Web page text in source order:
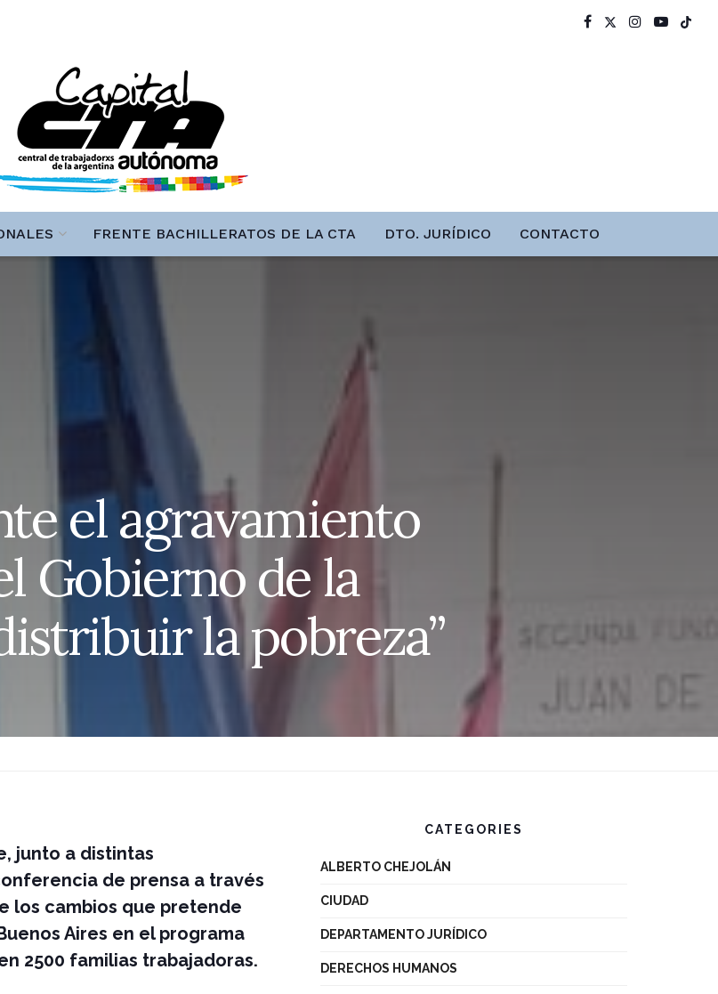
FRENTE BACHILLERATOS DE LA CTA DTO. JURÍDICO CONTACTO
el agravamiento
Gobierno de la
la pobreza”
junto a distintas
de prensa a través
los cambios que pretende
Aires en el programa
2500 familias trabajadoras.
CATEGORIES
ALBERTO CHEJOLÁN
CIUDAD
DEPARTAMENTO JURÍDICO
DERECHOS HUMANOS